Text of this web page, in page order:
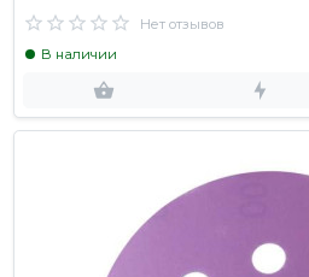
Нет отзывов
В наличии